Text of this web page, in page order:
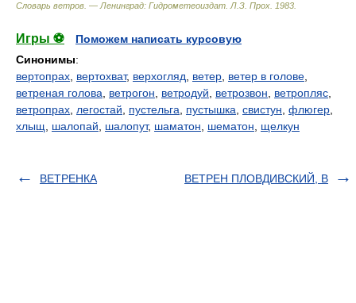
Словарь ветров. — Ленинград: Гидрометеоиздат Л.З. Прох 1983
Игры ⚽
Поможем написать курсовую
Синонимы:
вертопрах вертохват, верхогляд ветер ветер в голове
ветреная голова
ветрогон ветродуй ветрозвон ветропляс
ветропрах легостай пустельга пустышка свистун флюгер
хлыщ
шалопай шалопут, шаматон шематон щелкун
ВЕТРЕНКА ВЕТРЕН ПЛОВДИВСКИЙ, В